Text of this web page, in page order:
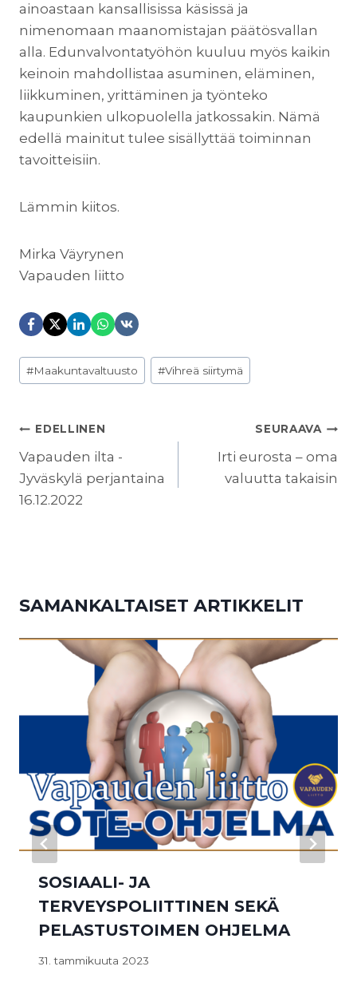
ainoastaan kansallisissa käsissä ja
nimenomaan maanomistajan päätösvallan
alla. Edunvalvontatyöhön kuuluu myös kaikin
keinoin mahdollistaa asuminen, eläminen,
liikkuminen, yrittäminen ja työnteko
kaupunkien ulkopuolella jatkossakin. Nämä
edellä mainitut tulee sisällyttää toiminnan
tavoitteisiin.
Lämmin kiitos.
Mirka Väyrynen
Vapauden liitto
Avainsanat:
#Maakuntavaltuusto #Vihreä siirtymä
ARTIKKELIEN
SELAUS
EDELLINEN
Vapauden ilta -
Jyväskylä perjantaina
16.12.2022
SEURAAVA
Irti eurosta – oma
valuutta takaisin
SAMANKALTAISET ARTIKKELIT
SOSIAALI- JA
TERVEYSPOLIITTINEN SEKÄ
PELASTUSTOIMEN OHJELMA
31. tammikuuta 2023